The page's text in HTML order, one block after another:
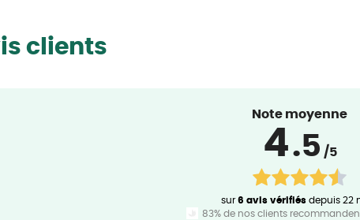
clients
Note moyenne
4.5 /5
sur6 avis vérifiés depuis 22
83% de nos clients